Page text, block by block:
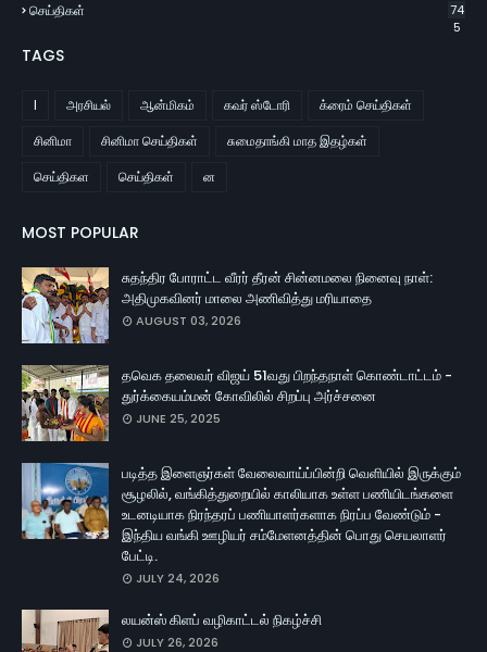
செய்திகள்
74
5
TAGS
l அரசியல் ஆன்மிகம் கவர் ஸ்டோரி
க்ரைம் செய்திகள்
சினிமா
சினிமா செய்திகள்
சுமைதாங்கி மாத இதழ்கள்
செய்திகள
செய்திகள் ன
MOST POPULAR
சுதந்திர போராட்ட வீரர் தீரன் சின்னமலை நினைவு நாள்:
அதிமுகவினர் மாலை அணிவித்து மரியாதை
AUGUST 03, 2026
தவெக தலைவர் விஜய் 51வது பிறந்தநாள் கொண்டாட்டம் -
துர்க்கையம்மன் கோவிலில் சிறப்பு அர்ச்சனை
JUNE 25, 2025
படித்த இளைஞர்கள் வேலைவாய்ப்பின்றி வெளியில் இருக்கும்
சூழலில், வங்கித்துறையில் காலியாக உள்ள பணியிடங்களை
உடனடியாக நிரந்தரப் பணியாளர்களாக நிரப்ப வேண்டும் -
இந்திய வங்கி ஊழியர் சம்மேளனத்தின் பொது செயலாளர்
பேட்டி.
JULY 24, 2026
லயன்ஸ் கிளப் வழிகாட்டல் நிகழ்ச்சி
JULY 26, 2026